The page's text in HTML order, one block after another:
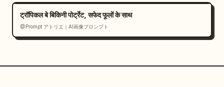
ट्रॉपिकल बे बिकिनी पोर्ट्रेट, सफेद फूलों के साथ
@Prompt アトリエ｜AI画像プロンプト